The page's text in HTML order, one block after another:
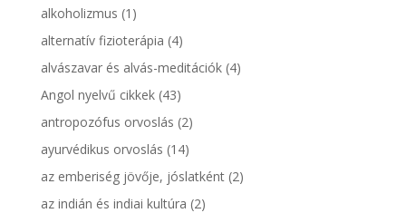
alkoholizmus (1)
alternatív fizioterápia (4)
alvászavar és alvás-meditációk(4)
Angol nyelvű cikkek(43)
antropozófus orvoslás (2)
ayurvédikus orvoslás (14)
az emberiség jövője, jóslatként(2)
az indián és indiai kultúra (2)